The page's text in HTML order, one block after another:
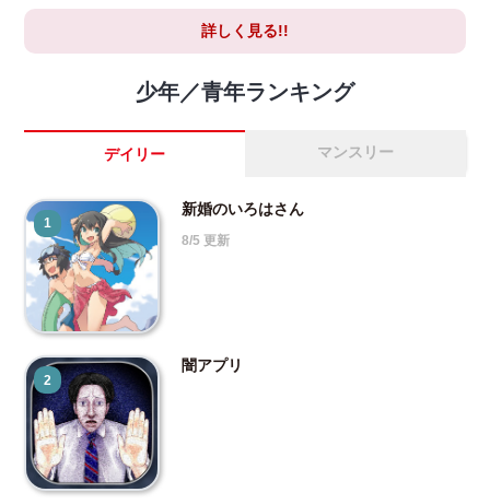
詳しく見る!!
少年／青年ランキング
デイリー マンスリー
1
新婚のいろはさん
8/5 更新
2
闇アプリ